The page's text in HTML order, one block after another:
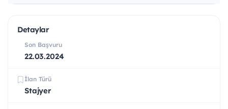
Detaylar
Son Başvuru
22.03.2024
İlan Türü
Stajyer